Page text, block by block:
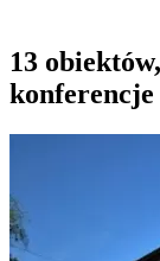
13